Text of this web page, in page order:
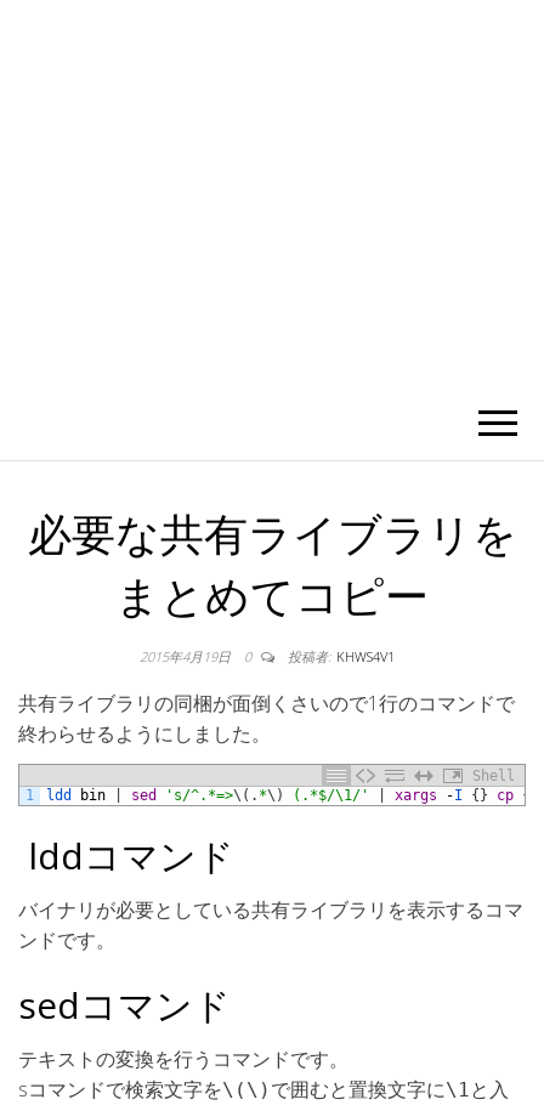
必要な共有ライブラリを
まとめてコピー
2015年4月19日 0 投稿者: KHWS4V1
共有ライブラリの同梱が面倒くさいので1行のコマンドで
終わらせるようにしました。
Shell
1
ldd bin sed 's/^.*=>\ ( . *\ ) (.*$/\1/' xargs -I { } cp {
lddコマンド
バイナリが必要としている共有ライブラリを表示するコマ
ンドです。
sedコマンド
テキストの変換を行うコマンドです。
sコマンドで検索文字を\(\) で囲むと置換文字に\1と入